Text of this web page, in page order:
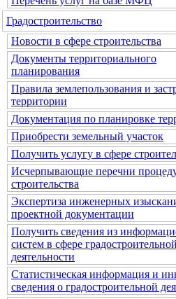
Градостроительство
Новости в сфере строительства
Документы территориального
планирования
Правила землепользования и
территории
Документация по планировке
Приобрести земельный участок
Получить услугу в сфере
Исчерпывающие перечни
строительства
Экспертиза инженерных
проектной документации
Получить сведения из
систем в сфере градостроительной
деятельности
Статистическая информация и
сведения о градостроительной